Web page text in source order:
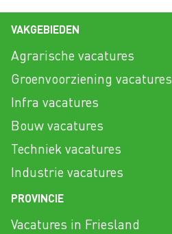
VAKGEBIEDEN
Agrarische vacatures
Groenvoorziening vacatures
Infra vacatures
Bouw vacatures
Techniek vacatures
Industrie vacatures
PROVINCIE
Vacatures in Friesland